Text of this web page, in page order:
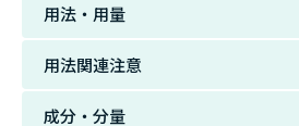
用法・用量
用法関連注意
成分・分量